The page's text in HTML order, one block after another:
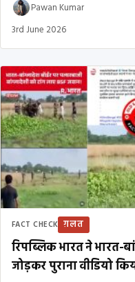
Pawan Kumar
3rd June 2026
FACT CHECK ग़लत
रिपब्लिक भारत ने भारत-
जोड़कर पुराना वीडियो